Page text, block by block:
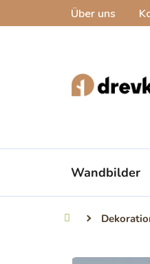
Über uns
Wandbilder
Startseite